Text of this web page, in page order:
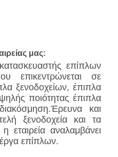
μας:
επίπλων
επικεντρώνεται σε
ξενοδοχείων, έπιπλα
ποιότητας έπιπλα
και
ξενοδοχεία και τα
εταιρεία αναλαμβάνει
επίπλων.